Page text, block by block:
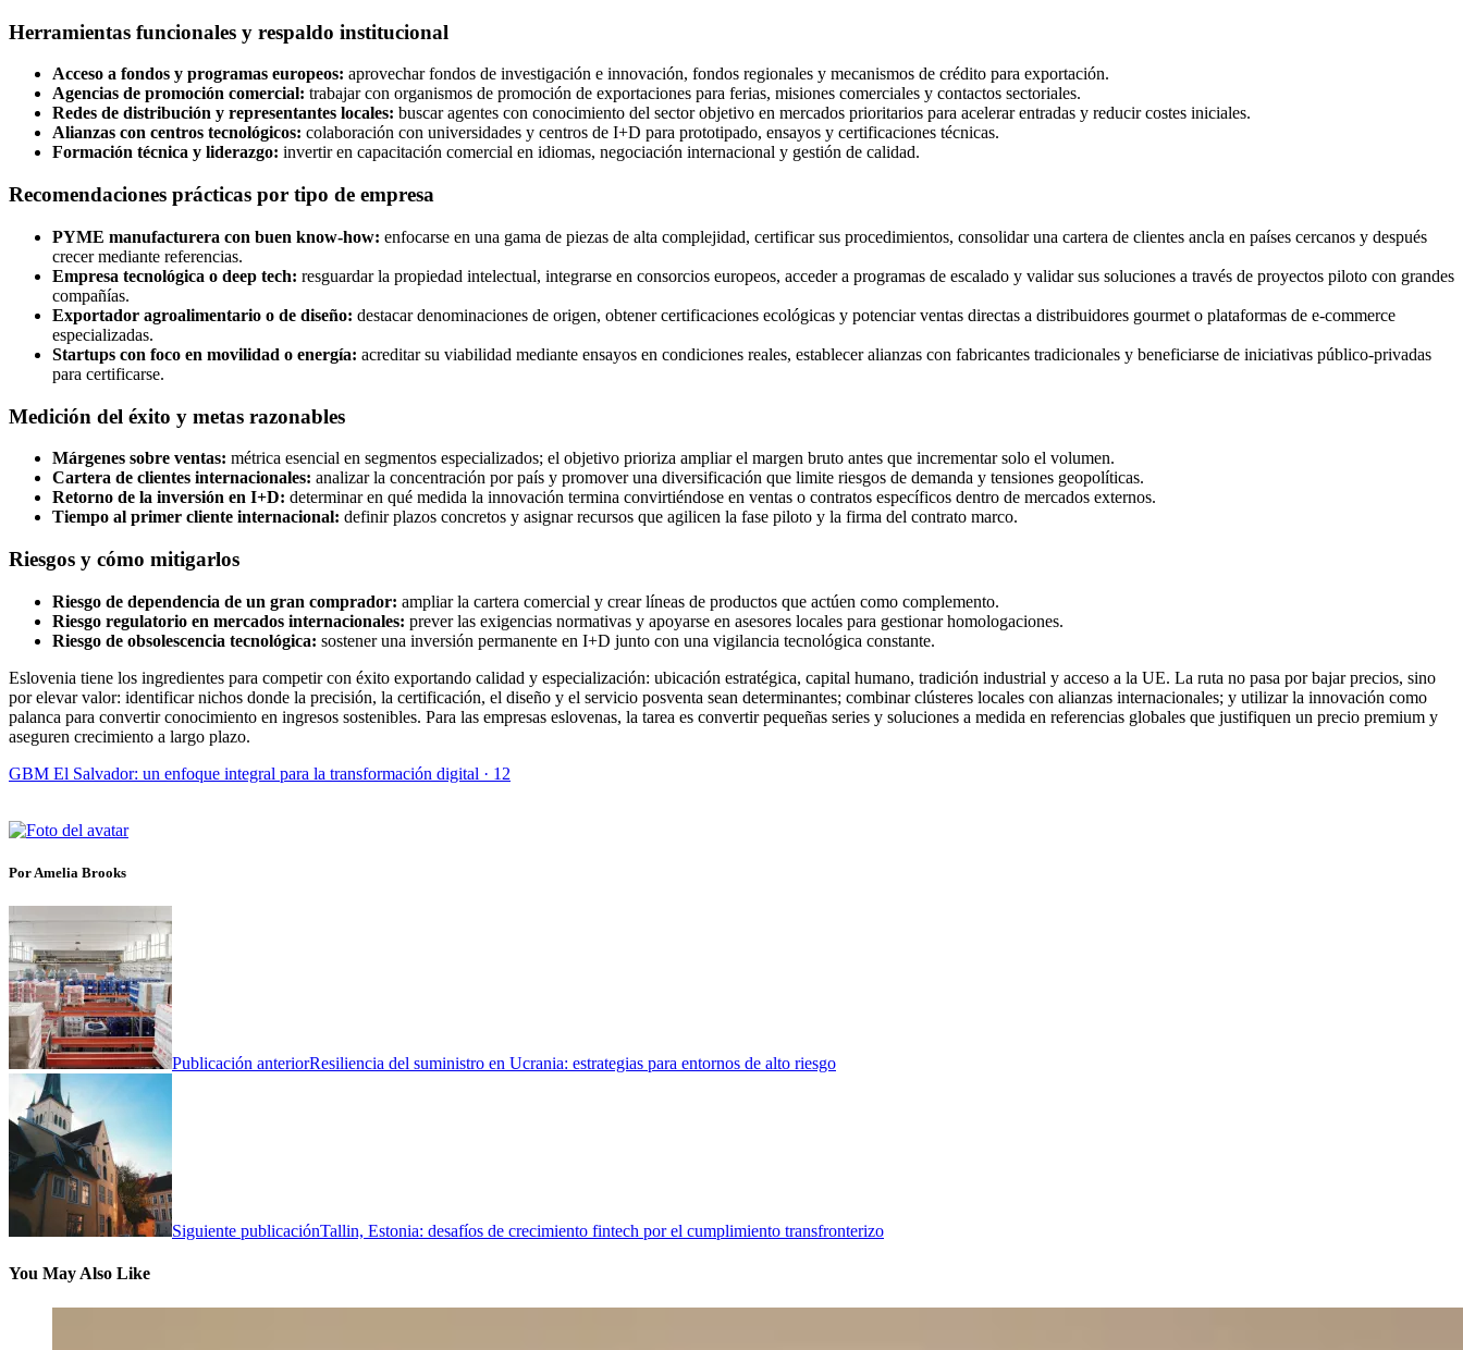
Herramientas funcionales y respaldo institucional
Acceso a fondos y programas europeos: aprovechar fondos de investigación e innovación, fondos regionales y mecanismos de crédito para exportación.
Agencias de promoción comercial: trabajar con organismos de promoción de exportaciones para ferias, misiones comerciales y contactos sectoriales.
Redes de distribución y representantes locales: buscar agentes con conocimiento del sector objetivo en mercados prioritarios para acelerar entradas y reducir costes iniciales.
Alianzas con centros tecnológicos: colaboración con universidades y centros de I+D para prototipado, ensayos y certificaciones técnicas.
Formación técnica y liderazgo: invertir en capacitación comercial en idiomas, negociación internacional y gestión de calidad.
Recomendaciones prácticas por tipo de empresa
PYME manufacturera con buen know‑how: enfocarse en una gama de piezas de alta complejidad, certificar sus procedimientos, consolidar una cartera de clientes ancla en países cercanos y después
crecer mediante referencias.
Empresa tecnológica o deep tech: resguardar la propiedad intelectual, integrarse en consorcios europeos, acceder a programas de escalado y validar sus soluciones a través de proyectos piloto con grandes
compañías.
Exportador agroalimentario o de diseño: destacar denominaciones de origen, obtener certificaciones ecológicas y potenciar ventas directas a distribuidores gourmet o plataformas de e‑commerce
especializadas.
Startups con foco en movilidad o energía: acreditar su viabilidad mediante ensayos en condiciones reales, establecer alianzas con fabricantes tradicionales y beneficiarse de iniciativas público‑privadas
para certificarse.
Medición del éxito y metas razonables
Márgenes sobre ventas: métrica esencial en segmentos especializados; el objetivo prioriza ampliar el margen bruto antes que incrementar solo el volumen.
Cartera de clientes internacionales: analizar la concentración por país y promover una diversificación que limite riesgos de demanda y tensiones geopolíticas.
Retorno de la inversión en I+D: determinar en qué medida la innovación termina convirtiéndose en ventas o contratos específicos dentro de mercados externos.
Tiempo al primer cliente internacional: definir plazos concretos y asignar recursos que agilicen la fase piloto y la firma del contrato marco.
Riesgos y cómo mitigarlos
Riesgo de dependencia de un gran comprador: ampliar la cartera comercial y crear líneas de productos que actúen como complemento.
Riesgo regulatorio en mercados internacionales: prever las exigencias normativas y apoyarse en asesores locales para gestionar homologaciones.
Riesgo de obsolescencia tecnológica: sostener una inversión permanente en I+D junto con una vigilancia tecnológica constante.
Eslovenia tiene los ingredientes para competir con éxito exportando calidad y especialización: ubicación estratégica, capital humano, tradición industrial y acceso a la UE. La ruta no pasa por bajar precios, sino
por elevar valor: identificar nichos donde la precisión, la certificación, el diseño y el servicio posventa sean determinantes; combinar clústeres locales con alianzas internacionales; y utilizar la innovación como
palanca para convertir conocimiento en ingresos sostenibles. Para las empresas eslovenas, la tarea es convertir pequeñas series y soluciones a medida en referencias globales que justifiquen un precio premium y
aseguren crecimiento a largo plazo.
GBM El Salvador: un enfoque integral para la transformación digital · 12
Por Amelia Brooks
Publicación anteriorResiliencia del suministro en Ucrania: estrategias para entornos de alto riesgo
Siguiente publicaciónTallin, Estonia: desafíos de crecimiento fintech por el cumplimiento transfronterizo
You May Also Like